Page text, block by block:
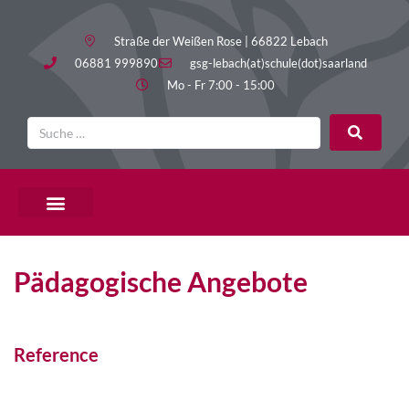
Straße der Weißen Rose | 66822 Lebach
06881 999890
gsg-lebach(at)schule(dot)saarland
Mo - Fr 7:00 - 15:00
Pädagogische Angebote
Reference